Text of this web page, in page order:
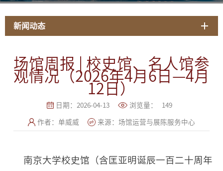
新闻动态
场馆周报 | 校史馆、名人馆参
观情况（2026年4月6日—4月
12日）
日期：2026-04-13 浏览量： 149
作者：单威威 来源：场馆运营与展陈服务中心
南京大学校史馆（含匡亚明诞辰一百二十周年